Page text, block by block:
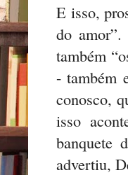
E isso,
do
também
- também
conosco,
isso
banquete
advertiu,